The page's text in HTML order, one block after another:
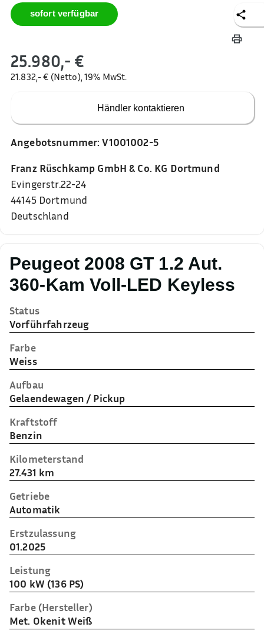
Peugeot 2008 GT 1.2 Aut.
360-Kam Voll-LED Keyless
Status
Vorführfahrzeug
Farbe
Weiss
Aufbau
Gelaendewagen / Pickup
Kraftstoff
Benzin
Kilometerstand
27.431 km
Getriebe
Automatik
Erstzulassung
01.2025
Leistung
100 kW (136 PS)
Farbe (Hersteller)
Met. Okenit Weiß
sofort verfügbar
25.980,- €
21.832,- € (Netto), 19% MwSt.
Händler kontaktieren
Angebotsnummer:V1001002-5
Franz Rüschkamp GmbH & Co. KG Dortmund
Evingerstr.22-24
44145 Dortmund
Deutschland